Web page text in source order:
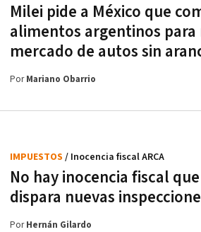
Milei pide a México que
alimentos argentinos
mercado de autos sin
PorMariano Obarrio
No hay inocencia fiscal
dispara nuevas
IMPUESTOS / Inocencia fiscal ARCA
PorHernán Gilardo